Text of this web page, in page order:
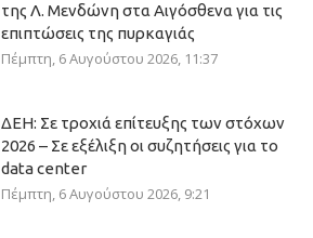
της Λ. Μενδώνη στα Αιγόσθενα για τις
επιπτώσεις της πυρκαγιάς
Πέμπτη, 6 Αυγούστου 2026, 11:37
ΔΕΗ: Σε τροχιά επίτευξης των στόχων
2026 – Σε εξέλιξη οι συζητήσεις για το
data center
Πέμπτη, 6 Αυγούστου 2026, 9:21